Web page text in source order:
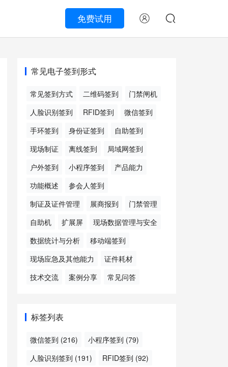
免费试用
常见电子签到形式
常见签到方式 二维码签到
门禁闸机
人脸识别签到
RFID签到
微信签到
手环签到
身份证签到
自助签到
现场制证
离线签到
局域网签到
户外签到
小程序签到
产品能力
功能概述
参会人签到
制证及证件管理
展商报到
门禁管理
自助机
扩展屏
现场数据管理与安全
数据统计与分析
移动端签到
现场应急及其他能力
证件耗材
技术交流
案例分享 常见问答
标签列表
微信签到 (216) 小程序签到 (79)
人脸识别签到 (191) RFID签到 (92)